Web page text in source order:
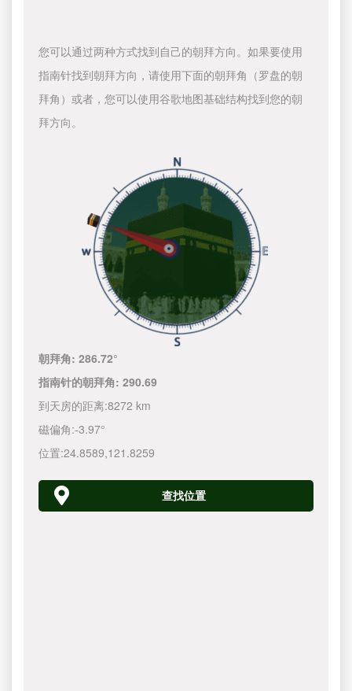
您可以通过两种方式找到自己的朝拜方向。如果要使用
指南针找到朝拜方向，请使用下面的朝拜角（罗盘的朝
拜角）或者，您可以使用谷歌地图基础结构找到您的朝
拜方向。
朝拜角:286.72°
指南针的朝拜角:290.69
到天房的距离:8272 km
磁偏角:-3.97°
位置:24.8589,121.8260
查找位置